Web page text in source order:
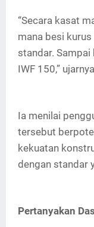
“Secara kasat
mana besi
standar. Sampai
IWF 150,”
Ia menilai
tersebut
kekuatan
dengan standar
Pertanyakan